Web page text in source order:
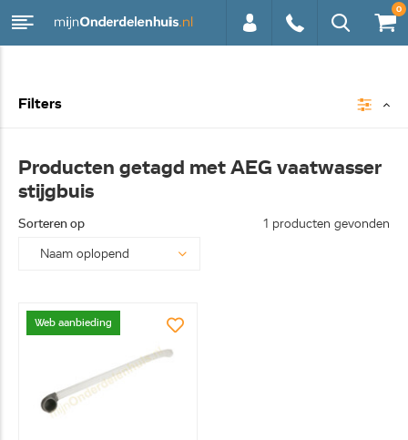
0
Filters
Producten getagd met AEG vaatwasser
stijgbuis
Sorteren op 1 producten gevonden
Web aanbieding